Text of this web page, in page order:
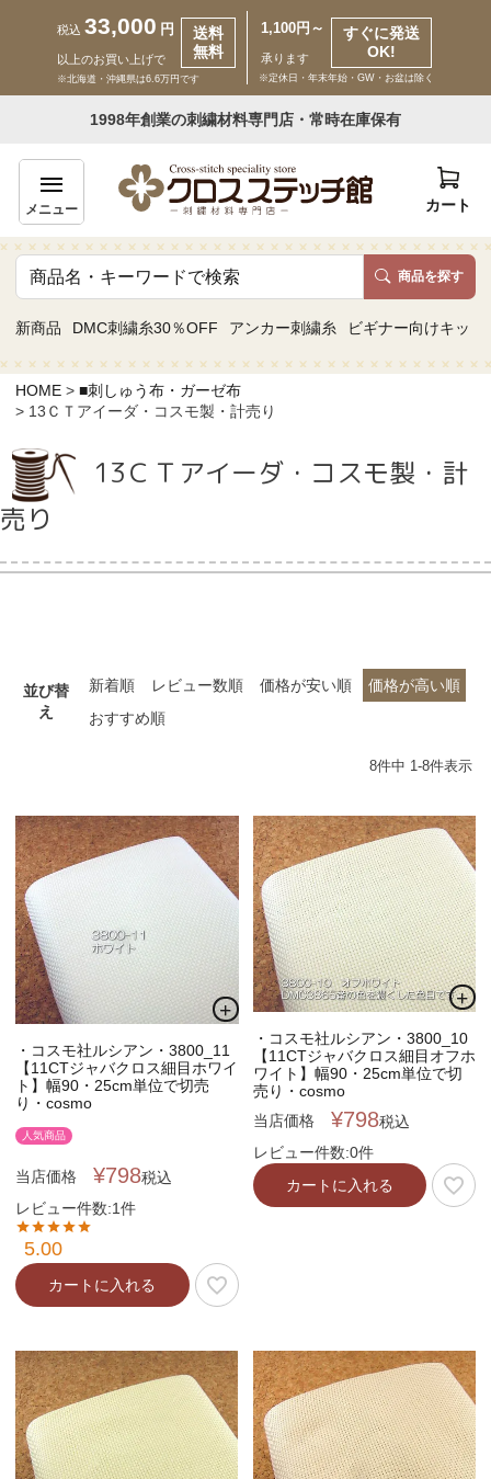
税込 33,000 円
以上のお買い上げで
送料
無料
※北海道・沖縄県は6.6万円です
1,100円～
承ります
すぐに発送
OK!
※定休日・年末年始・GW・お盆は除く
1998年創業の刺繍材料専門店・常時在庫保有
メニュー カート
商品を探す
新商品 DMC刺繍糸30％OFF アンカー刺繍糸 ビギナー向けキット
いらっしゃいませ ゲスト 様
商品一覧
カテゴリーから探す
当店について
ご利用ガイド
新規会員登録
会員規約について
特定商取引法について
個人情報取り扱いについて
HOME
■刺しゅう布・ガーゼ布
13ＣＴアイーダ・コスモ製・計売り
13ＣＴアイーダ・コスモ製・計
売り
並び替
え
新着順 レビュー数順 価格が安い順
価格が高い順
おすすめ順
8件中 1-8件表示
・コスモ社ルシアン・3800_11
【11CTジャバクロス細目ホワイ
ト】幅90・25cm単位で切売
り・cosmo
人気商品
当店価格 ¥798税込
レビュー件数:1件
5.00
カートに入れる
・コスモ社ルシアン・3800_10
【11CTジャバクロス細目オフホ
ワイト】幅90・25cm単位で切
売り・cosmo
当店価格
¥798税込
レビュー件数:0件
カートに入れる